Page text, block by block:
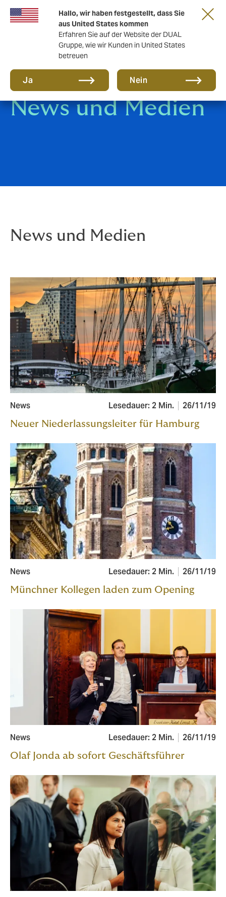
Hallo, wir haben festgestellt, dass Sie
aus United States kommen
Erfahren Sie auf der Website der DUAL
Gruppe, wie wir Kunden in United States
betreuen
Ja Nein
Gemeinsam in die nächste Runde. Renew
with us
News und Medien
News und Medien
News Lesedauer: 2 Min. 26/11/19
Neuer Niederlassungsleiter für Hamburg
News Lesedauer: 2 Min. 26/11/19
Münchner Kollegen laden zum Opening
News Lesedauer: 2 Min. 26/11/19
Olaf Jonda ab sofort Geschäftsführer